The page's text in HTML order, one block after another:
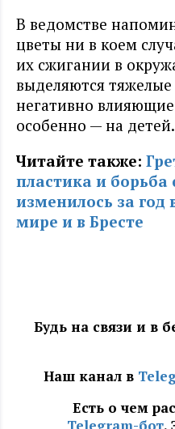
В ведомстве
цветы ни в коем
их сжигании в
выделяются
негативно
особенно — на детей.
Читайте также:
пластика и борьба
изменилось за год
мире и в Бресте
Будь на связи и в
Наш канал в
Есть о чем